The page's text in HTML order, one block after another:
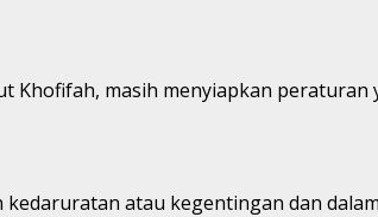
Khofifah, masih menyiapkan
atau kegentingan dan